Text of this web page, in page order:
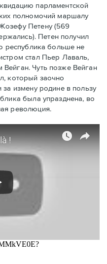
парламентской
полномочий маршалу
Петену (569
Петен получил
республика больше не
стал Пьер Лаваль,
Чуть позже Вейган
который заочно
измену родине в пользу
была упразднена, во
революция.